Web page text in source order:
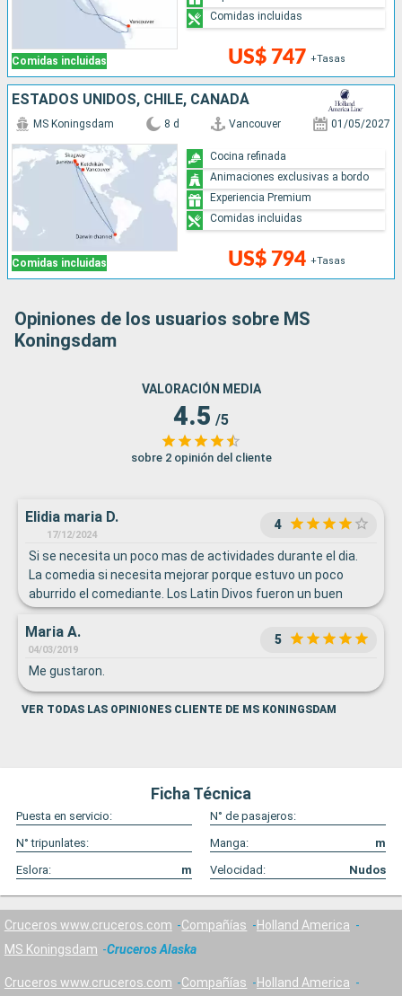
Comidas incluidas US$ 747 +Tasas
Comidas incluidas
ESTADOS UNIDOS, CHILE, CANADÁ
Comidas incluidas
MS Koningsdam 8 d Vancouver 01/05/2027
US$ 794 +Tasas
Cocina refinada
Animaciones exclusivas a bordo
Experiencia Premium
Comidas incluidas
Opiniones de los usuarios sobre MS
Koningsdam
VALORACIÓN MEDIA
4.5 /5
sobre 2 opinión del cliente
Elidia maria D.
17/12/2024
4
Si se necesita un poco mas de actividades durante el dia.
La comedia si necesita mejorar porque estuvo un poco
aburrido el comediante. Los Latin Divos fueron un buen
show que a muchos nos sorprendió la linda voz. Los Latin
Divos tuvieron un gran éxito con su show.
Maria A.
04/03/2019
5
Me gustaron.
VER TODAS LAS OPINIONES CLIENTE DE MS KONINGSDAM
Ficha Técnica
Puesta en servicio:
N° de pasajeros:
N° tripunlates:
Manga:
m
Eslora:
m Velocidad: Nudos
Cruceros www.cruceros.com Compañías
Holland America
MS Koningsdam
Cruceros Alaska
Cruceros www.cruceros.com Compañías
Holland America